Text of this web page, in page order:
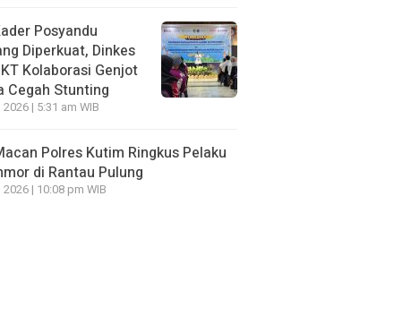
Posyandu
Diperkuat, Dinkes
Kolaborasi Genjot
Cegah Stunting
| 5:31 am WIB
Polres Kutim Ringkus Pelaku
di Rantau Pulung
| 10:08 pm WIB